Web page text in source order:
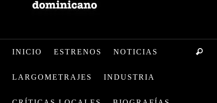
INICIO ESTRENOS NOTICIAS
LARGOMETRAJES INDUSTRIA